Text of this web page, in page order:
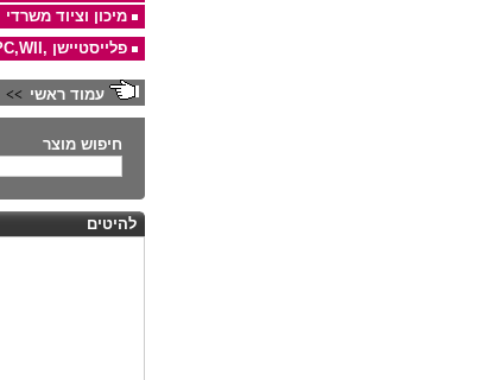
מיכון וציוד משרדי
פלייסטיישן ,PC,WII
עמוד ראשי >>
חיפוש מוצר
להיטים